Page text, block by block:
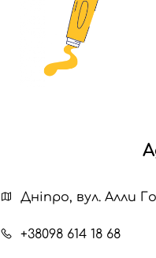
Дніпро, вул. Алли
+38098 614 18 68